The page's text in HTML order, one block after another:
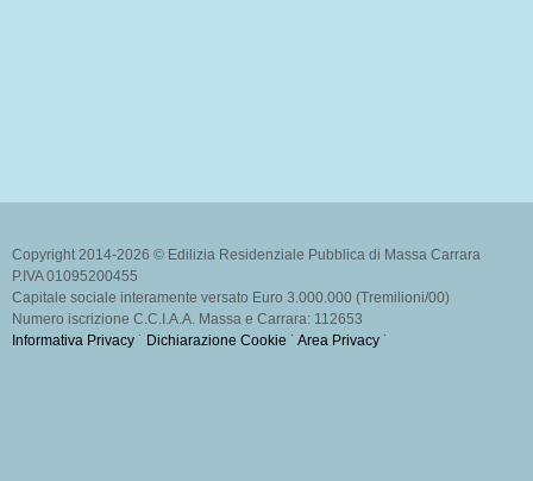
Copyright 2014-2026 © Edilizia Residenziale Pubblica di Massa Carrara
P.IVA 01095200455
Capitale sociale interamente versato Euro 3.000.000 (Tremilioni/00)
Numero iscrizione C.C.I.A.A. Massa e Carrara: 112653
Informativa Privacy ˙ Dichiarazione Cookie ˙ Area Privacy ˙